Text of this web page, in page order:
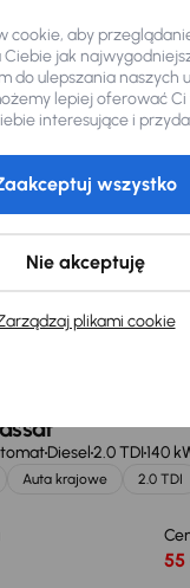
1.4 TSI110 kW
TSI Salon Polska
Navi
Diesel2.0 TDI140
Auta krajowe 2.0 TDI
55
cookie, aby
Ciebie jak
do ulepszania naszych
lepiej oferować
interesujące i
plikami cookie
Nie akceptuję
wszystko